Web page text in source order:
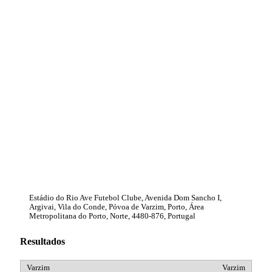
Estádio do Rio Ave Futebol Clube, Avenida Dom Sancho I,
Argivai, Vila do Conde, Póvoa de Varzim, Porto, Área
Metropolitana do Porto, Norte, 4480-876, Portugal
Resultados
Varzim